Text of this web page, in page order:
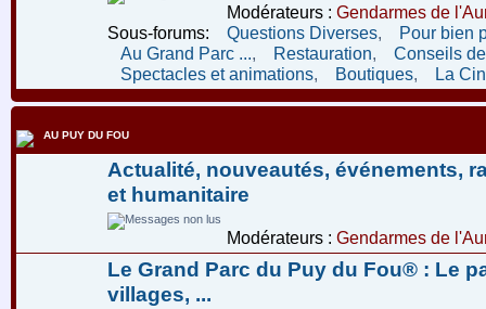
Modérateurs : Gendarmes de
Sous-forums:
Questions Diverses
Pour bien
Au Grand Parc ...
Restauration
Conseils
Spectacles et animations
Boutiques La
AU PUY DU FOU
Actualité, nouveautés, événements,
et humanitaire
Modérateurs : Gendarmes de
Le Grand Parc du Puy du Fou® : Le
villages, ...